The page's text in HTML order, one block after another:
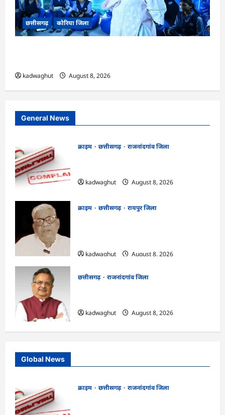
छत्तीसगढ़ कोरिया जिला
kadwaghut August 8, 2026
General News
क्राइम छत्तीसगढ़
राजनांदगांव जिला
kadwaghut
August 8, 2026
क्राइम छत्तीसगढ़
रायपुर जिला
kadwaghut
August 8, 2026
छत्तीसगढ़
राजनांदगांव जिला
kadwaghut
August 8, 2026
Global News
क्राइम छत्तीसगढ़
राजनांदगांव जिला